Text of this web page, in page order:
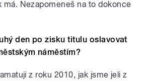
Nezapomeneš na to dokonce
den po zisku titulu oslavovat
náměstím?
z roku 2010, jak jsme jeli z